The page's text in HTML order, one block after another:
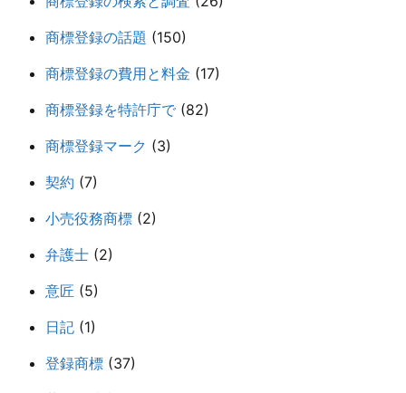
商標登録の話題 (150)
商標登録の費用と料金 (17)
商標登録を特許庁で (82)
商標登録マーク (3)
契約 (7)
小売役務商標 (2)
弁護士 (2)
意匠 (5)
日記 (1)
登録商標 (37)